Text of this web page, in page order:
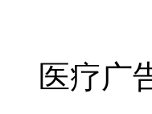
医疗广